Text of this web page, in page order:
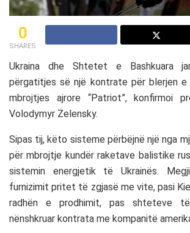
0
SHARES
Ukraina dhe Shtetet e Bashkuara
përgatitjes së një kontrate për blerjen
mbrojtjes ajrore “Patriot”, konfirmoi
Volodymyr Zelensky.
Sipas tij, këto sisteme përbëjnë një nga
për mbrojtje kundër raketave balistike
sistemin energjetik të Ukrainës.
furnizimit pritet të zgjasë me vite, pasi
radhën e prodhimit, pas shteteve
nënshkruar kontrata me kompanitë